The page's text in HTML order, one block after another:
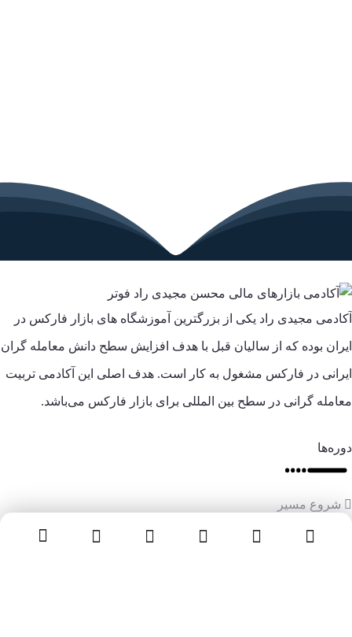
آکادمی مجیدی راد یکی از بزرگترین آموزشگاه های بازار فارکس در
ایران بوده که از سالیان قبل با هدف افزایش سطح دانش معامله گران
ایرانی در فارکس مشغول به کار است. هدف اصلی این آکادمی تربیت
معامله گرانی در سطح بین المللی برای بازار فارکس می‌باشد.
دوره‌ها
شروع مسیر